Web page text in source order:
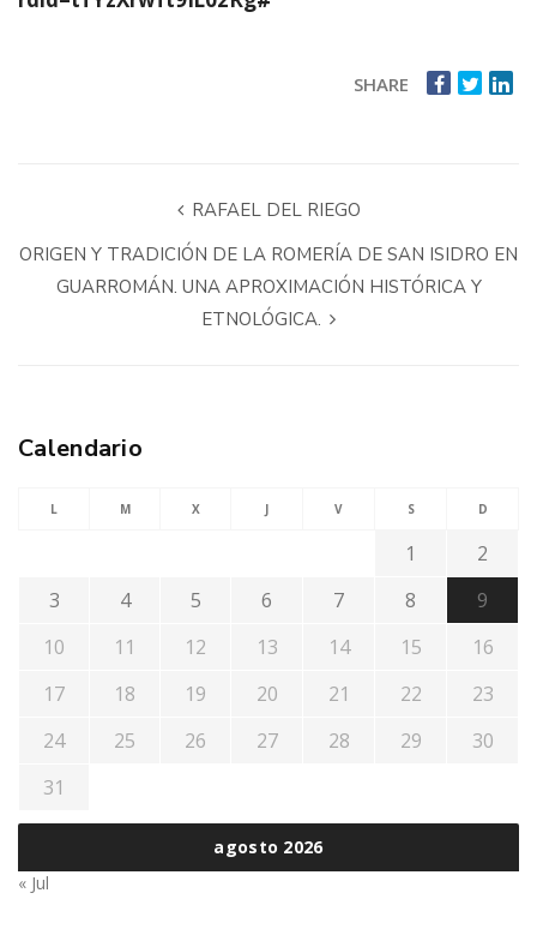
SHARE
RAFAEL DEL RIEGO
ORIGEN Y TRADICIÓN DE LA ROMERÍA DE SAN ISIDRO EN
GUARROMÁN. UNA APROXIMACIÓN HISTÓRICA Y
ETNOLÓGICA.
Calendario
agosto 2026
L M X J V S D
1
2
3
4 5 6 7 8
9
10
11 12 13 14 15
16
17
18 19 20 21 22
23
24
25 26 27 28 29
30
31
« Jul